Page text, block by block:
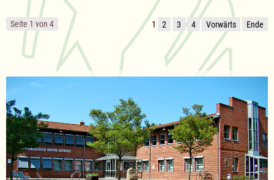
Seite 1 von 4 1 2 3 4 Vorwärts Ende